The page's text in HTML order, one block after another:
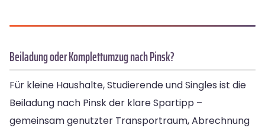
Beiladung oder Komplettumzug nach Pinsk?
Für kleine Haushalte, Studierende und Singles ist die
Beiladung nach Pinsk der klare Spartipp –
gemeinsam genutzter Transportraum, Abrechnung